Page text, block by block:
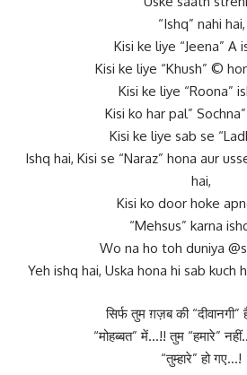
“Ishq” nahi hai,
Kisi ke liye “Jeena” A
Kisi ke liye “Khush” ©
Kisi ke liye “Roona”
Kisi ko har pal”
Kisi ke liye sab se
Ishq hai, Kisi se “Naraz” hona aur
hai,
Kisi ko door hoke
“Mehsus” karna
Wo na ho toh duniya
Yeh ishq hai, Uska hona hi sab kuch
सिर्फ तुम ग़ज़ब की “दीवानगी”
“मोहब्बत” में…!! तुम “हमारे”
“तुम्हारे” हो गए…!